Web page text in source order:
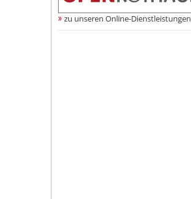
zu unseren Online-Dienstleistungen